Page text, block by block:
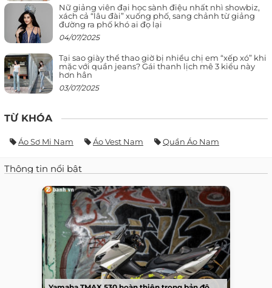
Nữ giảng viên đại học sành điệu nhất nhì showbiz,
xách cả “lâu đài” xuống phố, sang chảnh từ giảng
đường ra phố khó ai đọ lại
04/07/2025
Tại sao giày thể thao giờ bị nhiều chị em “xếp xó” khi
mặc với quần jeans? Gái thanh lịch mê 3 kiểu này
hơn hẳn
03/07/2025
TỪ KHÓA
Áo Sơ Mi Nam Áo Vest Nam Quần Áo Nam
Thông tin nổi bật